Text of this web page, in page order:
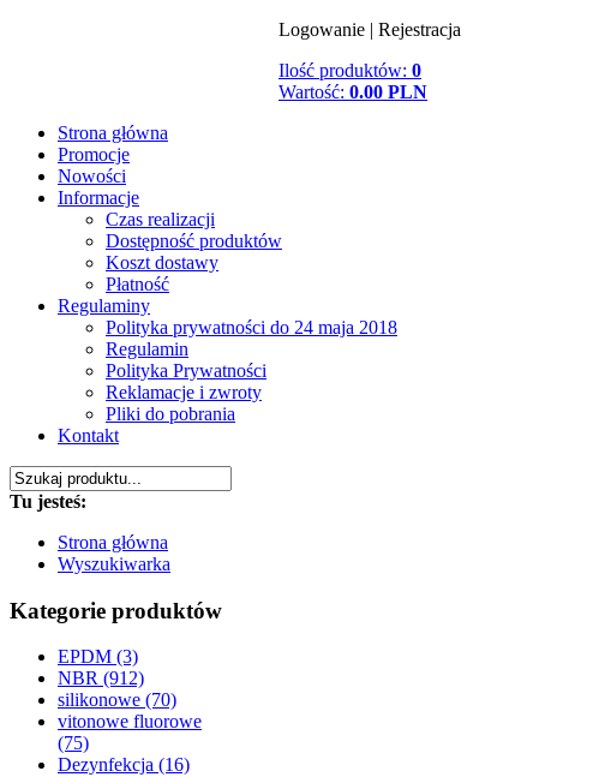
Logowanie | Rejestracja
Ilość produktów: 0
Wartość: 0.00 PLN
Strona główna
Promocje
Nowości
Informacje
Czas realizacji
Dostępność produktów
Koszt dostawy
Płatność
Regulaminy
Polityka prywatności do 24 maja 2018
Regulamin
Polityka Prywatności
Reklamacje i zwroty
Pliki do pobrania
Kontakt
Tu jesteś:
Strona główna
Wyszukiwarka
Kategorie produktów
EPDM (3)
NBR (912)
silikonowe (70)
vitonowe fluorowe
(75)
Dezynfekcja (16)